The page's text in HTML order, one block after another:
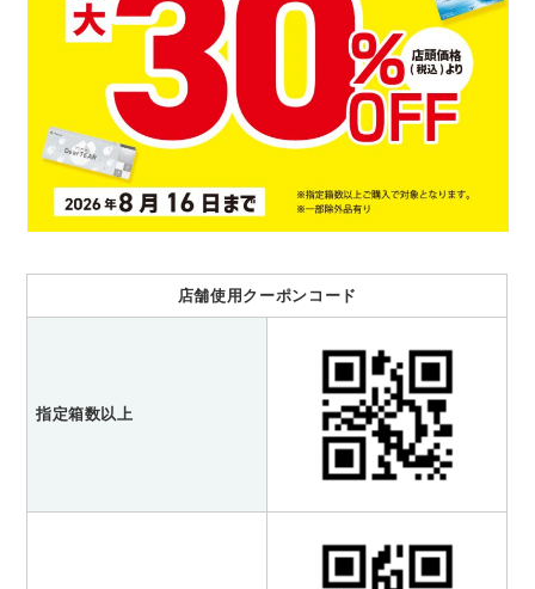
店舗使用クーポンコード
指定箱数以上